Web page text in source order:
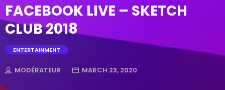
FACEBOOK LIVE – SKETCH
CLUB 2018
ENTERTAINMENT
MODÉRATEUR MARCH 23, 2020